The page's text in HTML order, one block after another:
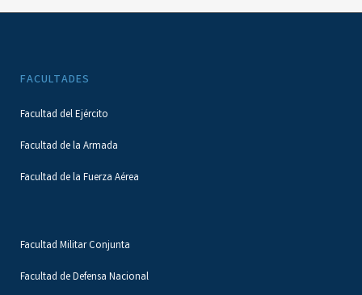
FACULTADES
Facultad del Ejército
Facultad de la Armada
Facultad de la Fuerza Aérea
Facultad Militar Conjunta
Facultad de Defensa Nacional